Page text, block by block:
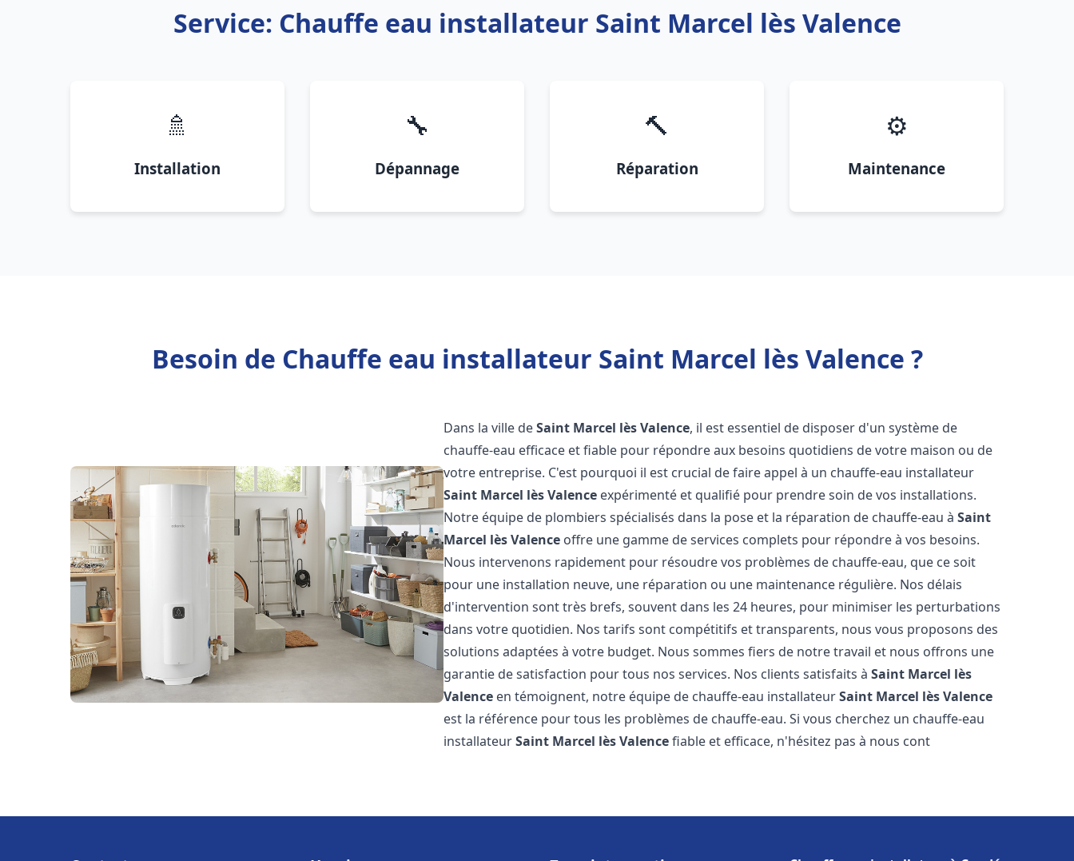
Service: Chauffe eau installateur Saint Marcel lès Valence
🚿
Installation
🔧
Dépannage
🔨
Réparation
⚙️
Maintenance
Besoin de Chauffe eau installateur Saint Marcel lès Valence ?
Dans la ville deSaint Marcel lès Valence, il est essentiel de disposer d'un système de
chauffe-eau efficace et fiable pour répondre aux besoins quotidiens de votre maison ou de
votre entreprise. C'est pourquoi il est crucial de faire appel à un chauffe-eau installateur
Saint Marcel lès Valence expérimenté et qualifié pour prendre soin de vos installations.
Notre équipe de plombiers spécialisés dans la pose et la réparation de chauffe-eau àSaint
Marcel lès Valence offre une gamme de services complets pour répondre à vos besoins.
Nous intervenons rapidement pour résoudre vos problèmes de chauffe-eau, que ce soit
pour une installation neuve, une réparation ou une maintenance régulière. Nos délais
d'intervention sont très brefs, souvent dans les 24 heures, pour minimiser les perturbations
dans votre quotidien. Nos tarifs sont compétitifs et transparents, nous vous proposons des
solutions adaptées à votre budget. Nous sommes fiers de notre travail et nous offrons une
garantie de satisfaction pour tous nos services. Nos clients satisfaits àSaint Marcel lès
Valence en témoignent, notre équipe de chauffe-eau installateurSaint Marcel lès Valence
est la référence pour tous les problèmes de chauffe-eau. Si vous cherchez un chauffe-eau
installateurSaint Marcel lès Valencefiable et efficace, n'hésitez pas à nous cont